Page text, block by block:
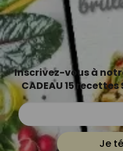
Inscrivez-vous à
CADEAU 15 recettes
Je